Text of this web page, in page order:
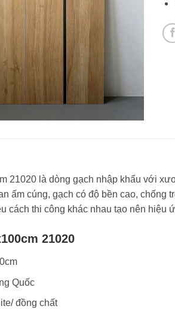
21020 là dòng gạch nhập khẩu với
ấm cúng, gạch có độ bền cao, chống
cách thi công khác nhau tạo nên hiệu
21020
Quốc
đồng chất